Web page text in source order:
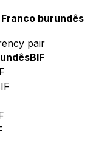
burundês
pair
BIF